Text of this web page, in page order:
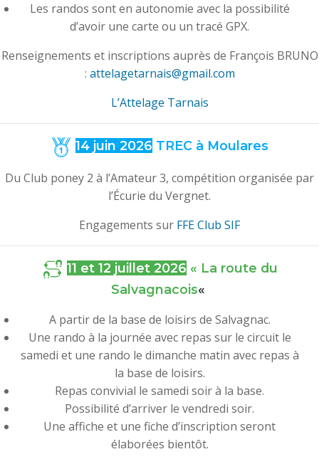
Les randos sont en autonomie avec la possibilité
d’avoir une carte ou un tracé GPX.
Renseignements et inscriptions auprès de François BRUNO
: attelagetarnais@gmail.com
L’Attelage Tarnais
14 juin 2026 TREC à Moulares
Du Club poney 2 à l’Amateur 3, compétition organisée par
l’Écurie du Vergnet.
Engagements sur FFE Club SIF
11 et 12 juillet 2026 « La route du
Salvagnacois«
A partir de la base de loisirs de Salvagnac.
Une rando à la journée avec repas sur le circuit le
samedi et une rando le dimanche matin avec repas à
la base de loisirs.
Repas convivial le samedi soir à la base.
Possibilité d’arriver le vendredi soir.
Une affiche et une fiche d’inscription seront
élaborées bientôt.